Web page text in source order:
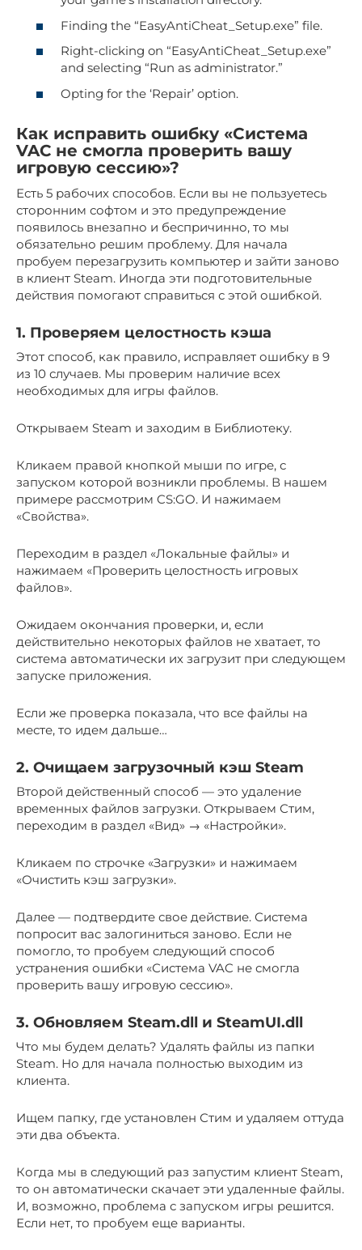
Finding the “EasyAntiCheat_Setup.exe” file.
Right-clicking on “EasyAntiCheat_Setup.exe”
and selecting “Run as administrator.”
Opting for the ‘Repair’ option.
Как исправить ошибку «Система
VAC не смогла проверить вашу
игровую сессию»?
Есть 5 рабочих способов. Если вы не пользуетесь
сторонним софтом и это предупреждение
появилось внезапно и беспричинно, то мы
обязательно решим проблему. Для начала
пробуем перезагрузить компьютер и зайти заново
в клиент Steam. Иногда эти подготовительные
действия помогают справиться с этой ошибкой.
1. Проверяем целостность кэша
Этот способ, как правило, исправляет ошибку в 9
из 10 случаев. Мы проверим наличие всех
необходимых для игры файлов.
Открываем Steam и заходим в Библиотеку.
Кликаем правой кнопкой мыши по игре, с
запуском которой возникли проблемы. В нашем
примере рассмотрим CS:GO. И нажимаем
«Свойства».
Переходим в раздел «Локальные файлы» и
нажимаем «Проверить целостность игровых
файлов».
Ожидаем окончания проверки, и, если
действительно некоторых файлов не хватает, то
система автоматически их загрузит при следующем
запуске приложения.
Если же проверка показала, что все файлы на
месте, то идем дальше…
2. Очищаем загрузочный кэш Steam
Второй действенный способ — это удаление
временных файлов загрузки. Открываем Стим,
переходим в раздел «Вид» → «Настройки».
Кликаем по строчке «Загрузки» и нажимаем
«Очистить кэш загрузки».
Далее — подтвердите свое действие. Система
попросит вас залогиниться заново. Если не
помогло, то пробуем следующий способ
устранения ошибки «Система VAC не смогла
проверить вашу игровую сессию».
3. Обновляем Steam.dll и SteamUI.dll
Что мы будем делать? Удалять файлы из папки
Steam. Но для начала полностью выходим из
клиента.
Ищем папку, где установлен Стим и удаляем оттуда
эти два объекта.
Когда мы в следующий раз запустим клиент Steam,
то он автоматически скачает эти удаленные файлы.
И, возможно, проблема с запуском игры решится.
Если нет, то пробуем еще варианты.